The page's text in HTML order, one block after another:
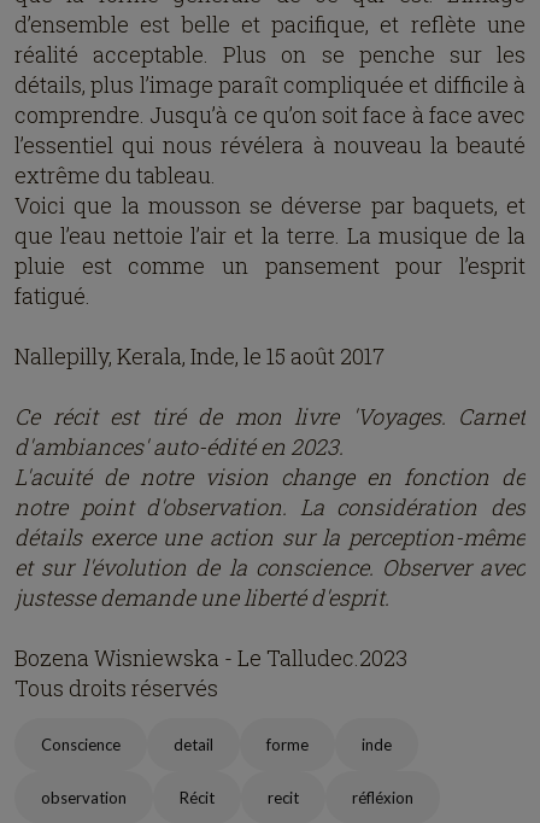
d’ensemble est belle et pacifique, et reflète une
réalité acceptable. Plus on se penche sur les
détails, plus l’image paraît compliquée et difficile à
comprendre. Jusqu’à ce qu’on soit face à face avec
l’essentiel qui nous révélera à nouveau la beauté
extrême du tableau.
Voici que la mousson se déverse par baquets, et
que l’eau nettoie l’air et la terre. La musique de la
pluie est comme un pansement pour l’esprit
fatigué.
Nallepilly, Kerala, Inde, le 15 août 2017
Ce récit est tiré de mon livre 'Voyages. Carnet
d'ambiances' auto-édité en 2023.
L'acuité de notre vision change en fonction de
notre point d'observation. La considération des
détails exerce une action sur la perception-même
et sur l'évolution de la conscience. Observer avec
justesse demande une liberté d'esprit.
Bozena Wisniewska - Le Talludec.2023
Tous droits réservés
Conscience detail forme inde
observation Récit recit réfléxion